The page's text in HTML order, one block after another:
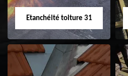
Etanchéité toiture 31